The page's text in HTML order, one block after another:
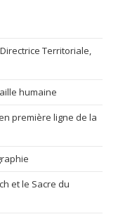
Directrice Territoriale,
humaine
première ligne de la
et le Sacre du